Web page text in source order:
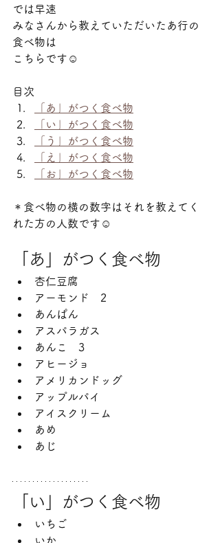
では早速
みなさんから教えていただいたあ行の
食べ物は
こちらです☺
目次
「あ」がつく食べ物
「い」がつく食べ物
「う」がつく食べ物
「え」がつく食べ物
「お」がつく食べ物
＊食べ物の横の数字はそれを教えてく
れた方の人数です☺
「あ」がつく食べ物
杏仁豆腐
アーモンド　2
あんぱん
アスパラガス
あんこ　3
アヒージョ
アメリカンドッグ
アップルパイ
アイスクリーム
あめ
あじ
「い」がつく食べ物
いちご
いか